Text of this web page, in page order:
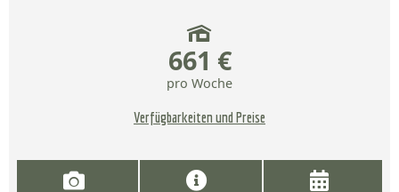
661 €
pro Woche
Verfügbarkeiten und Preise